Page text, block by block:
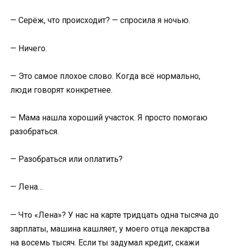
— Серёж, что происходит? — спросила я ночью.
— Ничего.
— Это самое плохое слово. Когда всё нормально,
люди говорят конкретнее.
— Мама нашла хороший участок. Я просто помогаю
разобраться.
— Разобраться или оплатить?
— Лена…
— Что «Лена»? У нас на карте тридцать одна тысяча до
зарплаты, машина кашляет, у моего отца лекарства
на восемь тысяч. Если ты задумал кредит, скажи